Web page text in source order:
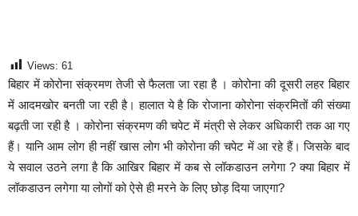
Views: 61
बिहार में कोरोना संक्रमण तेजी से फैलता जा रहा है । कोरोना की दूसरी लहर बिहार
में आदमखोर बनती जा रही है। हालात ये है कि रोजाना कोरोना संक्रमितों की संख्या
बढ़ती जा रही है । कोरोना संक्रमण की चपेट में मंत्री से लेकर अधिकारी तक आ गए
हैं। यानि आम लोग ही नहीं खास लोग भी कोरोना की चपेट में आ रहे हैं। जिसके बाद
ये सवाल उठने लगा है कि आखिर बिहार में कब से लॉकडाउन लगेगा ? क्या बिहार में
लॉकडाउन लगेगा या लोगों को ऐसे ही मरने के लिए छोड़ दिया जाएगा?